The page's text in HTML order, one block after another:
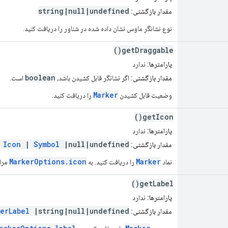
مقدار بازگشتی: string|null|undefined
نوع نشانگر ماوس نشان داده شده در شناور را دریافت کنید.
getDraggable()
پارامترها: ندارد
مقدار بازگشتی: اگر نشانگر قابل کشیدن باشد، boolean است.
وضعیت قابل کشیدن Marker را دریافت کنید.
getIcon()
پارامترها: ندارد
مقدار بازگشتی:
Icon |Symbol |null|undefined
نماد Marker را دریافت کنید. به MarkerOptions.icon
getLabel()
پارامترها: ندارد
مقدار بازگشتی: |string|null|undefined